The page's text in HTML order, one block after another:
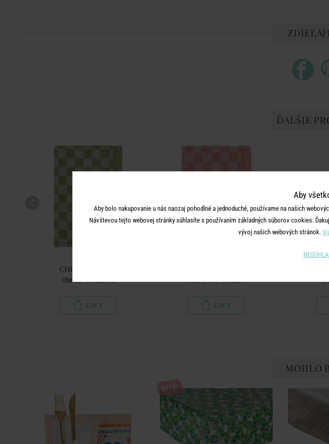
ĎALŠIE
CHECKER STYLE
Utierka - sv. zelená
5,29 €
Utierka - tm. oranžová
5,29 €
MOHLO
NOVÉ!
Aby
Aby bolo nakupovanie u nás naozaj pohodlné a jednoduché, používame na našich
Návštevou tejto webovej stránky súhlasíte s používaním základných súborov cookies.
vývoj našich webových stránok.